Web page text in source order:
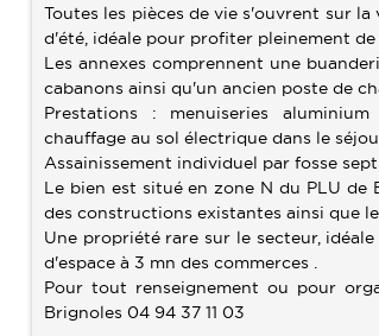
Toutes les pièces de vie s'ouvrent sur
d'été, idéale pour profiter pleinement
Les annexes comprennent une
cabanons ainsi qu'un ancien poste de
Prestations : menuiseries
chauffage au sol électrique dans le
Assainissement individuel par fosse
Le bien est situé en zone N du PLU
des constructions existantes ainsi que
Une propriété rare sur le secteur,
d'espace à 3 mn des commerces .
Pour tout renseignement ou pour
Brignoles 04 94 37 11 03